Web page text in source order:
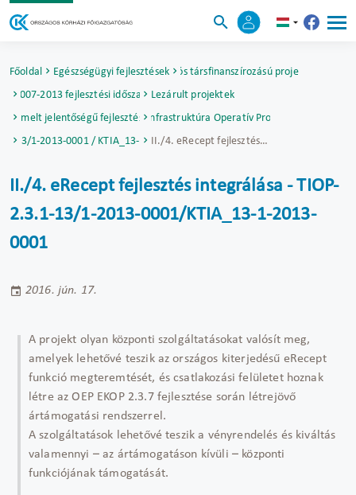
Főoldal Egészségügyi fejlesztésekUniós társfinanszírozású projektek
2007-2013 fejlesztési időszak Lezárult projektek
Kiemelt jelentőségű fejlesztésekTársadalmi Infrastruktúra Operatív Program (TIOP)
13/1-2013-0001 / KTIA_13-1-2013-0001
II./4. eRecept fejlesztés integrálása - TIOP-2.3.1-13/1-2013-0001/KTIA_13-1-2013-0001
II./4. eRecept fejlesztés integrálása - TIOP-
2.3.1-13/1-2013-0001/KTIA_13-1-2013-
0001
2016. jún. 17.
A projekt olyan központi szolgáltatásokat valósít meg,
amelyek lehetővé teszik az országos kiterjedésű eRecept
funkció megteremtését, és csatlakozási felületet hoznak
létre az OEP EKOP 2.3.7 fejlesztése során létrejövő
ártámogatási rendszerrel.
A szolgáltatások lehetővé teszik a vényrendelés és kiváltás
valamennyi – az ártámogatáson kívüli – központi
funkciójának támogatását.